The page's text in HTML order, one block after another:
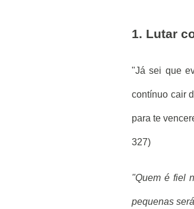
1. Lutar
"Já sei que
contínuo cair
para te
327)
"Quem é fiel
pequenas